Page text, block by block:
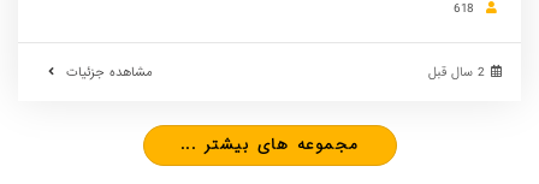
618
مشاهده جزئیات 2 سال قبل
مجموعه های بیشتر ...